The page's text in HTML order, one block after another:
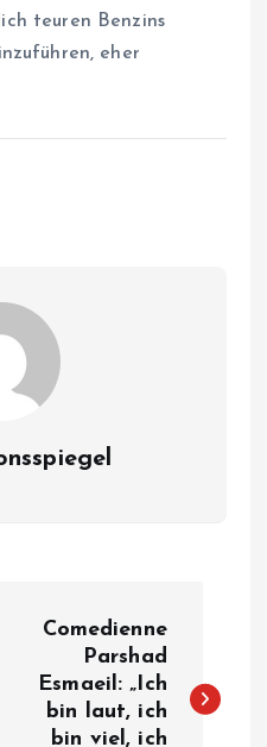
teuren Benzins
eher
Comedienne
Parshad
Esmaeil: „Ich
bin laut, ich
bin viel, ich